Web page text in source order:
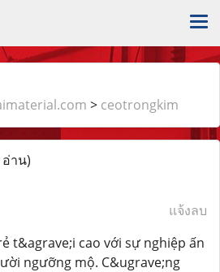
> ceotrongkim
อ่าน)
แจ้งลบ
t&agrave;i cao với sự nghiệp ấn
ngưỡng mộ. C&ugrave;ng